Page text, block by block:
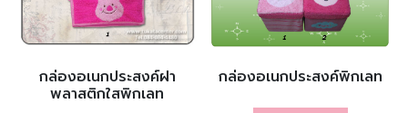
กล่องอเนกประสงค์ฝา
พลาสติกใสพิกเลท
กล่องอเนกประสงค์พิกเลท